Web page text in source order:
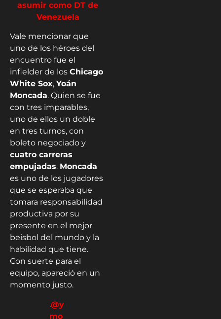
asumir como DT de
Venezuela
Vale mencionar que
uno de los héroes del
encuentro fue el
infielder de los Chicago
White Sox, Yoán
Moncada. Quien se fue
con tres imparables,
uno de ellos un doble
en tres turnos, con
boleto negociado y
cuatro carreras
empujadas. Moncada
es uno de los jugadores
que se esperaba que
tomara responsabilidad
productiva por su
presente en el mejor
beisbol del mundo y la
habilidad que tiene.
Con suerte para el
equipo, apareció en un
momento justo.
.@y
mo